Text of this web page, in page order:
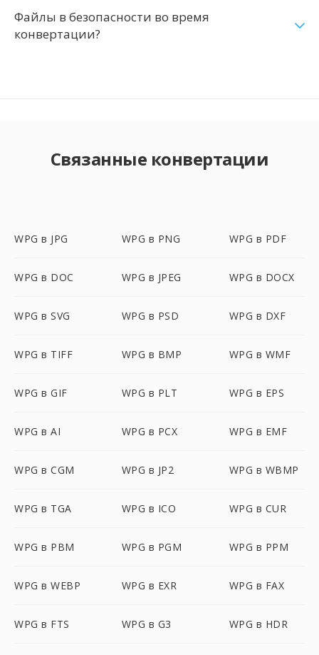
Файлы в безопасности во время
конвертации?
Связанные конвертации
WPG в JPG WPG в PNG WPG в PDF
WPG в DOC WPG в JPEG WPG в DOCX
WPG в SVG WPG в PSD WPG в DXF
WPG в TIFF WPG в BMP WPG в WMF
WPG в GIF WPG в PLT WPG в EPS
WPG в AI WPG в PCX WPG в EMF
WPG в CGM WPG в JP2 WPG в WBMP
WPG в TGA WPG в ICO WPG в CUR
WPG в PBM WPG в PGM WPG в PPM
WPG в WEBP WPG в EXR WPG в FAX
WPG в FTS WPG в G3 WPG в HDR